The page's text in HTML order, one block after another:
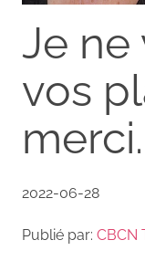
Je ne
vos
merci.
2022-06-28
Publié par: CBCN